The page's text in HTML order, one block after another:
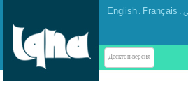
English . Français .
Десктоп-версия